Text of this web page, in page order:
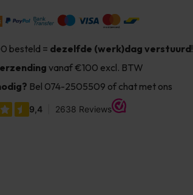
besteld = dezelfde (werk)dag verstuurd!
vanaf €100 excl. BTW
Bel 074-2505509 of chat met ons